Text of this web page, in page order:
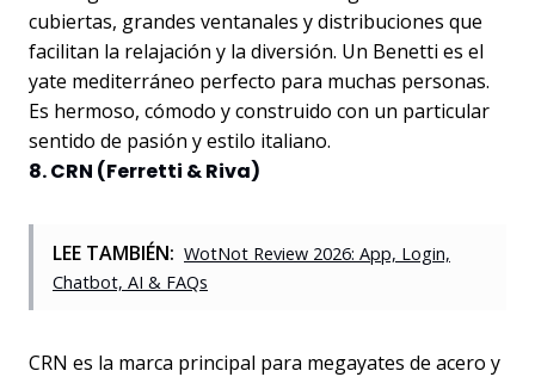
cubiertas, grandes ventanales y distribuciones que
facilitan la relajación y la diversión. Un Benetti es el
yate mediterráneo perfecto para muchas personas.
Es hermoso, cómodo y construido con un particular
sentido de pasión y estilo italiano.
8. CRN (Ferretti & Riva)
LEE TAMBIÉN: WotNot Review 2026: App, Login,
Chatbot, AI & FAQs
CRN es la marca principal para megayates de acero y